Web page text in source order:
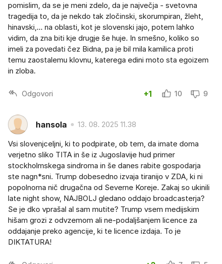
pomislim, da se je meni zdelo, da je največja - svetovna
tragedija to, da je nekdo tak zločinski, skorumpiran, žleht,
hinavski,... na oblasti, kot je slovenski jajo, potem lahko
vidim, da zna biti kje drugje še huje. In smešno, koliko so
imeli za povedati čez Bidna, pa je bil mila kamilica proti
temu zaostalemu klovnu, katerega edini moto sta egoizem
in zloba.
Odgovori +1 10 9
hansola 13. 08. 2025 11.38
Vsi slovenjceljni, ki to podpirate, ob tem, da imate doma
verjetno sliko TITA in še iz Jugoslavije hud primer
stockholmskega sindroma in še danes rabite gospodarja
ste nagn*sni. Trump dobesedno izvaja tiranijo v ZDA, ki ni
popolnoma nič drugačna od Severne Koreje. Zakaj so ukinili
late night show, NAJBOLJ gledano oddajo broadcasterja?
Se je dko vprašal al sam mutite? Trump vsem medijskim
hišam grozi z odvzemom ali ne-podaljšanjem licence za
oddajanje preko agencije, ki te licence izdaja. To je
DIKTATURA!